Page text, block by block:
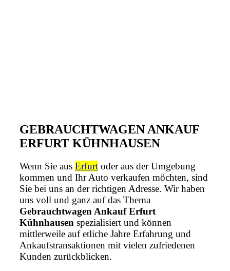
GEBRAUCHTWAGEN ANKAUF
ERFURT KÜHNHAUSEN
Wenn Sie aus Erfurt oder aus der Umgebung
kommen und Ihr Auto verkaufen möchten, sind
Sie bei uns an der richtigen Adresse. Wir haben
uns voll und ganz auf das Thema
Gebrauchtwagen Ankauf Erfurt
Kühnhausen spezialisiert und können
mittlerweile auf etliche Jahre Erfahrung und
Ankaufstransaktionen mit vielen zufriedenen
Kunden zurückblicken.